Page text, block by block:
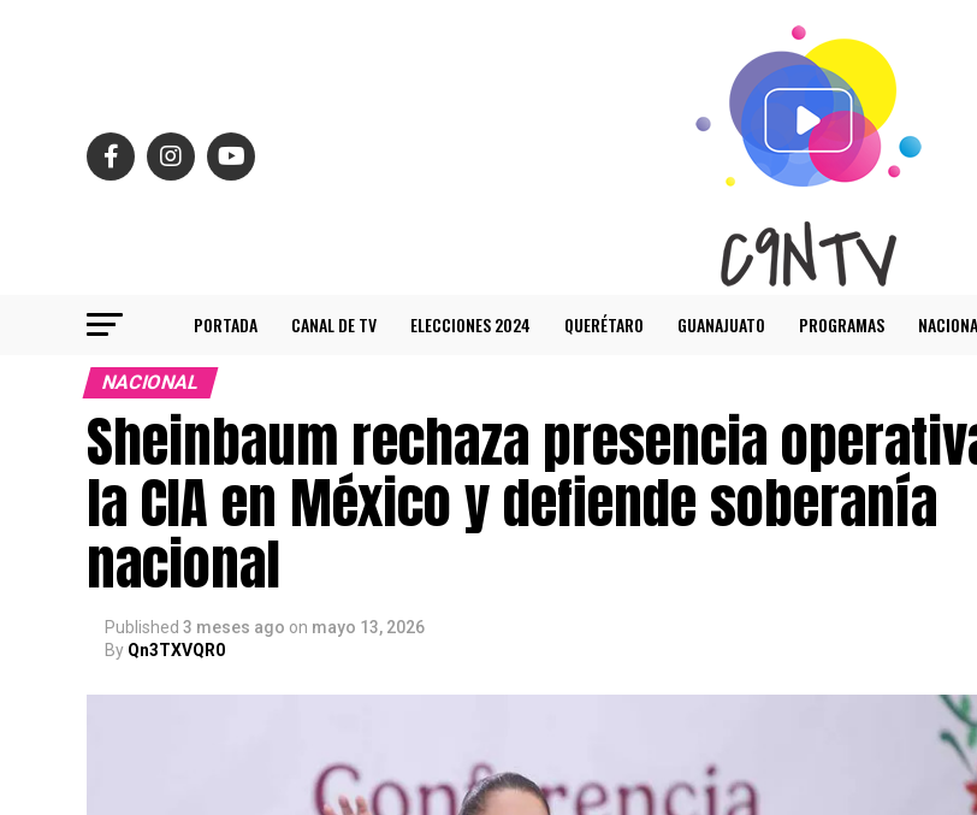
PORTADA CANAL DE TV ELECCIONES 2024 QUERÉTARO GUANAJUATO PROGRAMAS
NACIONAL
Sheinbaum rechaza presencia
la CIA en México y defiende soberanía
nacional
Published 3 meses ago on mayo 13, 2026
By Qn3TXVQR0